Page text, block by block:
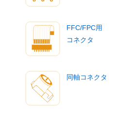
FFC/FPC用
コネクタ
同軸コネクタ